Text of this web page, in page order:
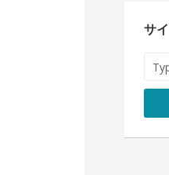
サ